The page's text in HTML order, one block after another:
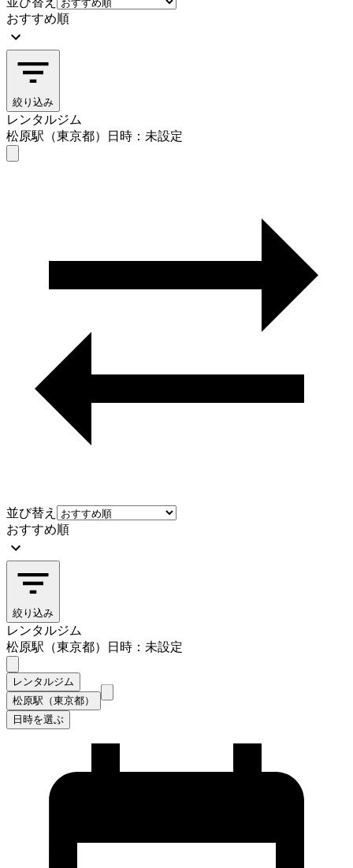
おすすめ順
絞り込み
レンタルジム
松原駅（東京都）
日時：未設定
並び替え
おすすめ順
絞り込み
レンタルジム
松原駅（東京都）
日時：未設定
レンタルジム
松原駅（東京都）
日時を選ぶ